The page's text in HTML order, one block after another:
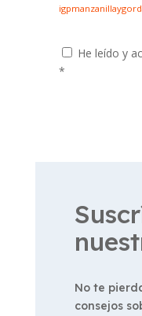
He leído y
*
No te
consejos